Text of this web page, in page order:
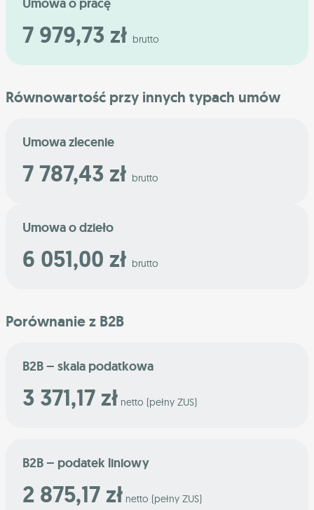
Umowa o pracę
7 979,73 zł brutto
Równowartość przy innych typach umów
Umowa zlecenie
7 787,43 zł brutto
Umowa o dzieło
6 051,00 zł brutto
Porównanie z B2B
B2B – skala podatkowa
3 371,17 zł netto (pełny ZUS)
B2B – podatek liniowy
2 875,17 zł netto (pełny ZUS)